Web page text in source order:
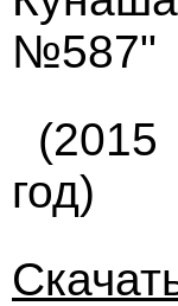
№587"
(2015
год)